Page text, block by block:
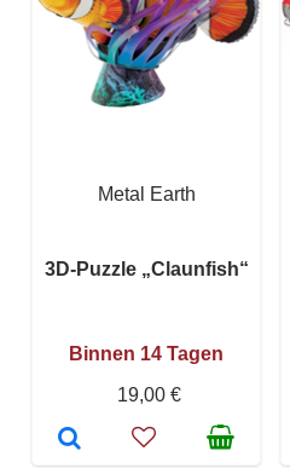
Metal Earth
3D-Puzzle „Claunfish“
Binnen 14 Tagen
19,00 €